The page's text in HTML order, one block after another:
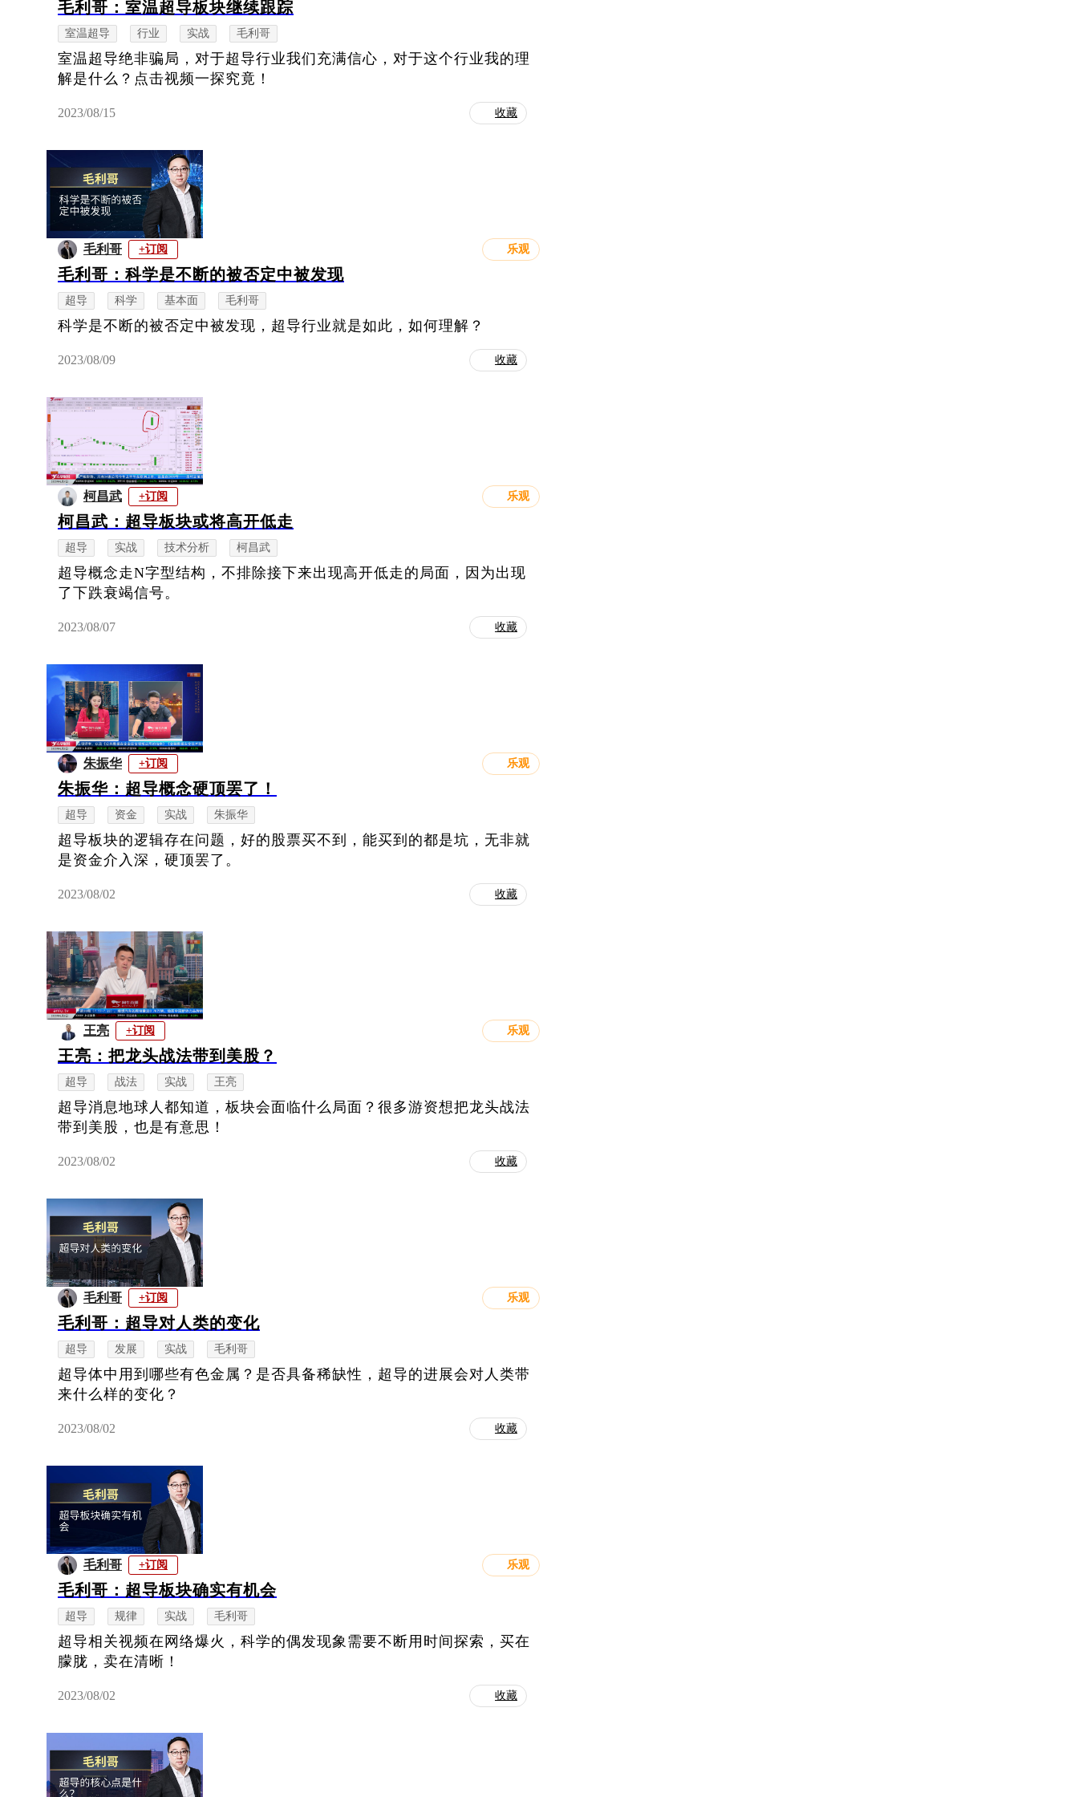
毛利哥：室温超导板块继续跟踪
室温超导 行业 实战 毛利哥
室温超导绝非骗局，对于超导行业我们充满信心，对于这个行业我的理
解是什么？点击视频一探究竟！
2023/08/15 收藏
毛利哥 +订阅 乐观
毛利哥：科学是不断的被否定中被发现
超导 科学 基本面 毛利哥
科学是不断的被否定中被发现，超导行业就是如此，如何理解？
2023/08/09 收藏
柯昌武 +订阅 乐观
柯昌武：超导板块或将高开低走
超导 实战 技术分析 柯昌武
超导概念走N字型结构，不排除接下来出现高开低走的局面，因为出现
了下跌衰竭信号。
2023/08/07 收藏
朱振华 +订阅 乐观
朱振华：超导概念硬顶罢了！
超导 资金 实战 朱振华
超导板块的逻辑存在问题，好的股票买不到，能买到的都是坑，无非就
是资金介入深，硬顶罢了。
2023/08/02 收藏
王亮 +订阅 乐观
王亮：把龙头战法带到美股？
超导 战法 实战 王亮
超导消息地球人都知道，板块会面临什么局面？很多游资想把龙头战法
带到美股，也是有意思！
2023/08/02 收藏
毛利哥 +订阅 乐观
毛利哥：超导对人类的变化
超导 发展 实战 毛利哥
超导体中用到哪些有色金属？是否具备稀缺性，超导的进展会对人类带
来什么样的变化？
2023/08/02 收藏
毛利哥 +订阅 乐观
毛利哥：超导板块确实有机会
超导 规律 实战 毛利哥
超导相关视频在网络爆火，科学的偶发现象需要不断用时间探索，买在
朦胧，卖在清晰！
2023/08/02 收藏